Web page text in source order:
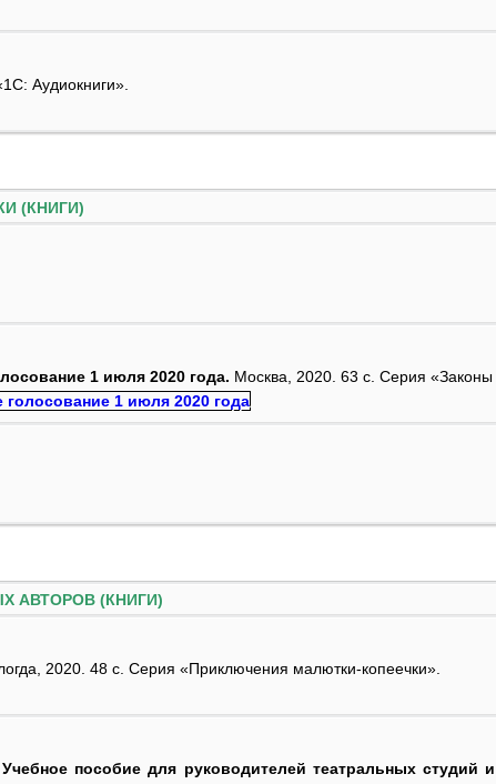
Аудиокниги».
(КНИГИ)
1 июля 2020 года. Москва, 2020. 63 с. Серия «Законы
АВТОРОВ (КНИГИ)
2020. 48 с. Серия «Приключения малютки-копеечки».
пособие для руководителей театральных студий